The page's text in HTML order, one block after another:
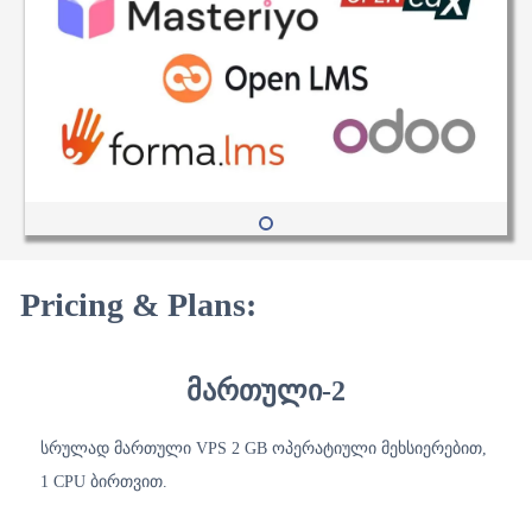
Pricing & Plans:
მართული-2
სრულად მართული VPS 2 GB ოპერატიული მეხსიერებით,
1 CPU ბირთვით.